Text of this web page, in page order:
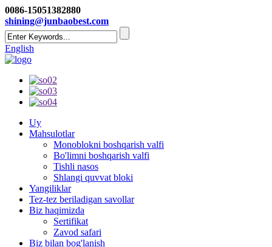
0086-15051382880
shining@junbaobest.com
English
Uy
Mahsulotlar
Monoblokni boshqarish valfi
Bo'limni boshqarish valfi
Tishli nasos
Shlangi quvvat bloki
Yangiliklar
Tez-tez beriladigan savollar
Biz haqimizda
Sertifikat
Zavod safari
Biz bilan bog'lanish